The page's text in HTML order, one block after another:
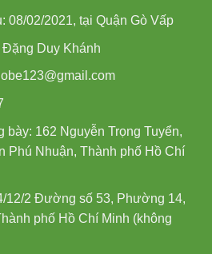
08/02/2021, tại Quận Gò Vấp
Duy Khánh
bày: 162 Nguyễn Trọng Tuyển,
Phú Nhuận, Thành phố Hồ Chí
12/2 Đường số 53, Phường 14,
phố Hồ Chí Minh (không